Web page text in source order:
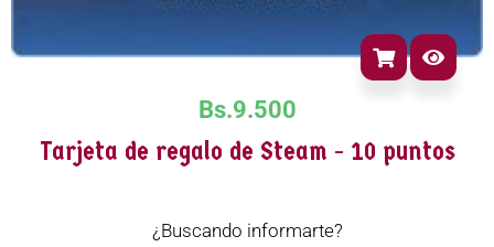
Bs.9.500
Tarjeta de regalo de Steam - 10 puntos
¿Buscando informarte?